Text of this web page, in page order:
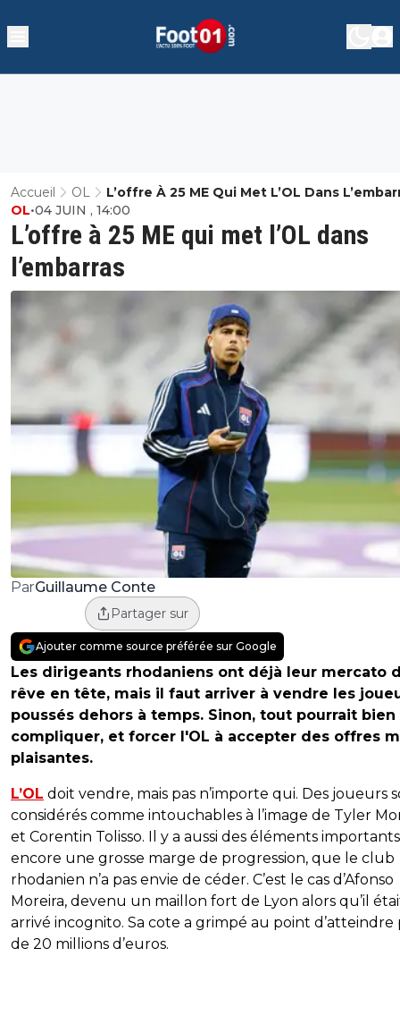
Accueil OL L’offre À 25 ME Qui Met L’OL Dans
L’offre à 25 ME qui met l’OL dans
l’embarras
OL•04 JUIN , 14:00
ParGuillaume Conte
Partager sur
Ajouter comme source préférée sur Google
Les dirigeants rhodaniens ont déjà leur mercato
rêve en tête, mais il faut arriver à vendre les
poussés dehors à temps. Sinon, tout pourrait bien
compliquer, et forcer l'OL à accepter des offres
plaisantes.
L’OL doit vendre, mais pas n’importe qui. Des joueurs
considérés comme intouchables à l’image de Tyler
et Corentin Tolisso. Il y a aussi des éléments
encore une grosse marge de progression, que le club
rhodanien n’a pas envie de céder. C’est le cas d’Afonso
Moreira, devenu un maillon fort de Lyon alors qu’il
arrivé incognito. Sa cote a grimpé au point d’atteindre
de 20 millions d’euros.